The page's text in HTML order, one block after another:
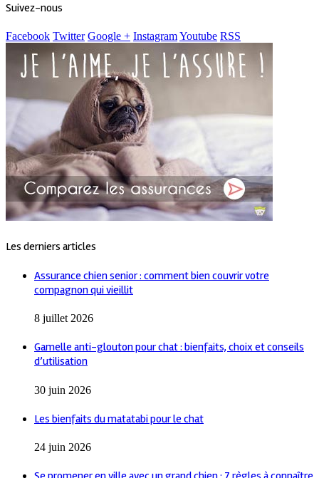
Suivez-nous
Facebook Twitter Google + InstagramYoutube RSS
Les derniers articles
Assurance chien senior : comment bien couvrir votre
compagnon qui vieillit
8 juillet 2026
Gamelle anti-glouton pour chat : bienfaits, choix et conseils
d’utilisation
30 juin 2026
Les bienfaits du matatabi pour le chat
24 juin 2026